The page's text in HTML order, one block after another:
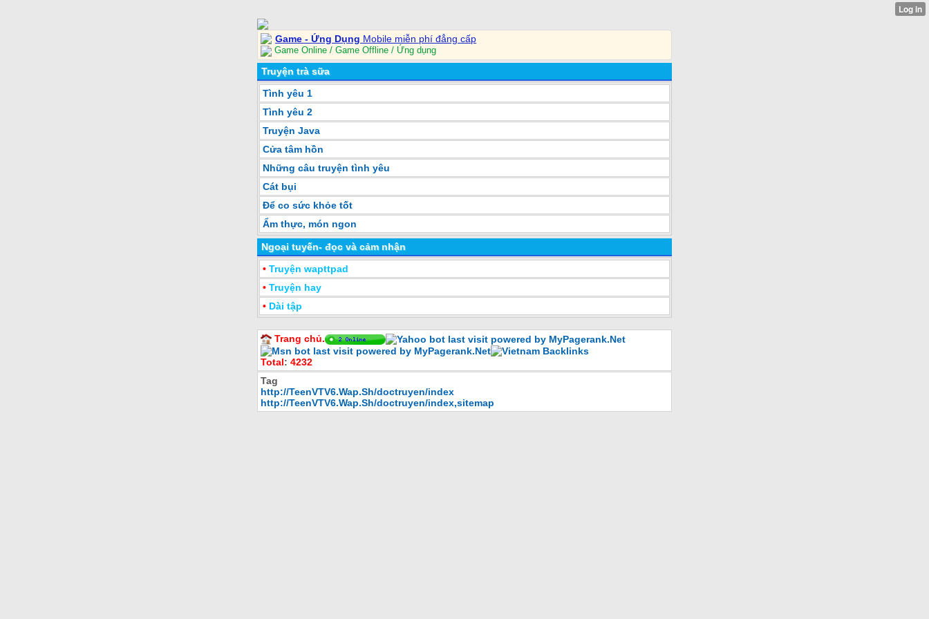
Game - Ứng Dụng Mobile miễn phí đẳng cấp
Game Online / Game Offline / Ứng dụng
Truyện trà sữa
Tình yêu 1
Tình yêu 2
Truyện Java
Cửa tâm hồn
Những câu truyện tình yêu
Cát bụi
Để co sức khỏe tốt
Ẩm thực, món ngon
Ngoại tuyến- đọc và cảm nhận
• Truyện wapttpad
• Truyện hay
• Dài tập
Trang chủ.
Total: 4232
Tag
http://TeenVTV6.Wap.Sh/doctruyen/index
http://TeenVTV6.Wap.Sh/doctruyen/index,sitemap